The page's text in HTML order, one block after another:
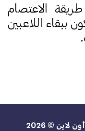
الاعتصام
ببقاء اللاعبين
© 2026